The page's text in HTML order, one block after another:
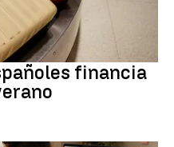
financia